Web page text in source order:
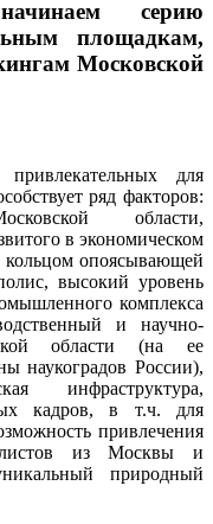
серию
площадкам,
Московской
для
ряд факторов:
области,
в экономическом
кольцом опоясывающей
высокий уровень
комплекса
и научно-
области (на ее
наукоградов России),
инфраструктура,
кадров, в т.ч. для
привлечения
из Москвы и
природный